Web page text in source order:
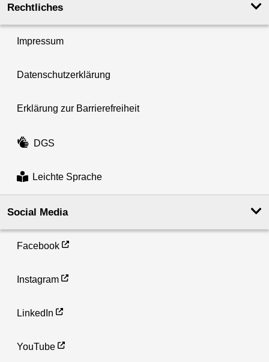
Rechtliches
Impressum
Datenschutzerklärung
Erklärung zur Barrierefreiheit
DGS
Leichte Sprache
Social Media
Facebook
Instagram
LinkedIn
YouTube